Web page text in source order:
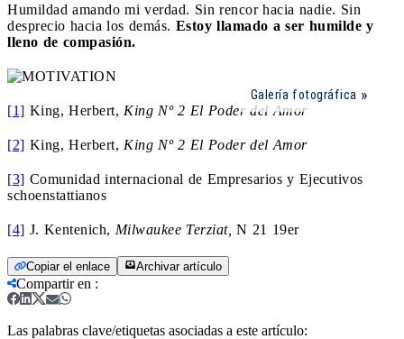
Humildad amando mi verdad. Sin rencor hacia nadie. Sin
desprecio hacia los demás. Estoy llamado a ser humilde y
lleno de compasión.
Galería fotográfica
[1] King, Herbert, King Nº 2 El Poder del Amor
[2] King, Herbert, King Nº 2 El Poder del Amor
[3] Comunidad internacional de Empresarios y Ejecutivos
schoenstattianos
[4] J. Kentenich, Milwaukee Terziat, N 21 19er
Copiar el enlace Archivar artículo
Compartir en :
Las palabras clave/etiquetas asociadas a este artículo: